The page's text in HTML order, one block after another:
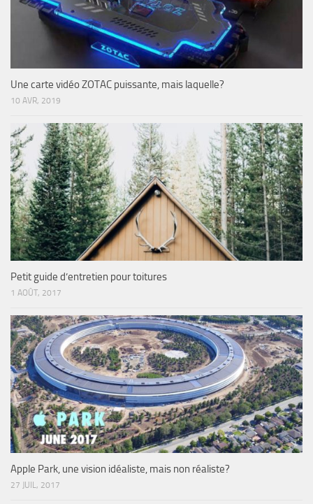
Une carte vidéo ZOTAC puissante, mais laquelle?
10 AVR, 2019
Petit guide d’entretien pour toitures
1 AOÛT, 2017
Apple Park, une vision idéaliste, mais non réaliste?
27 JUIL, 2017